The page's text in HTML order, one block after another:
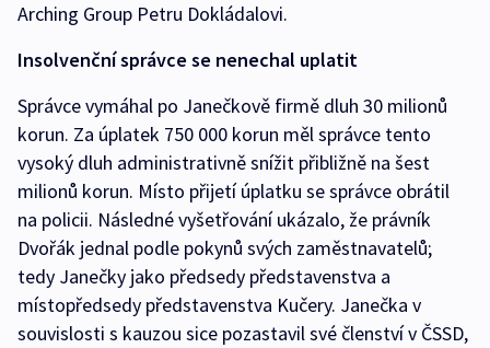
Arching Group Petru Dokládalovi.
Insolvenční správce se nenechal uplatit
Správce vymáhal po Janečkově firmě dluh 30 milionů
korun. Za úplatek 750 000 korun měl správce tento
vysoký dluh administrativně snížit přibližně na šest
milionů korun. Místo přijetí úplatku se správce obrátil
na policii. Následné vyšetřování ukázalo, že právník
Dvořák jednal podle pokynů svých zaměstnavatelů;
tedy Janečky jako předsedy představenstva a
místopředsedy představenstva Kučery. Janečka v
souvislosti s kauzou sice pozastavil své členství v ČSSD,